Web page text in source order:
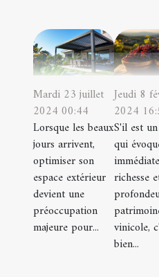
Mardi 23 juillet
2024 00:44
Lorsque les beaux
jours arrivent,
optimiser son
espace extérieur
devient une
préoccupation
majeure pour...
Jeudi 8
2024
S'il est
qui
richesse
vinicole,
bien...